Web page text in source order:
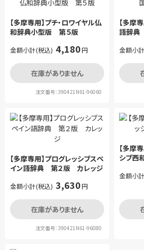
【多摩専用】プチ・ロワイヤル仏
和辞典小型版 第５版
金額小計(税込) 4,180円
在庫がありません
注文番号：390421N61-96060
【多摩
語辞典
金額小
【多摩専用】プログレッシブスペ
イン語辞典 第２版 カレッジ
金額小計(税込) 3,630円
在庫がありません
注文番号：390421N61-96080
【多摩
シブ西
金額小